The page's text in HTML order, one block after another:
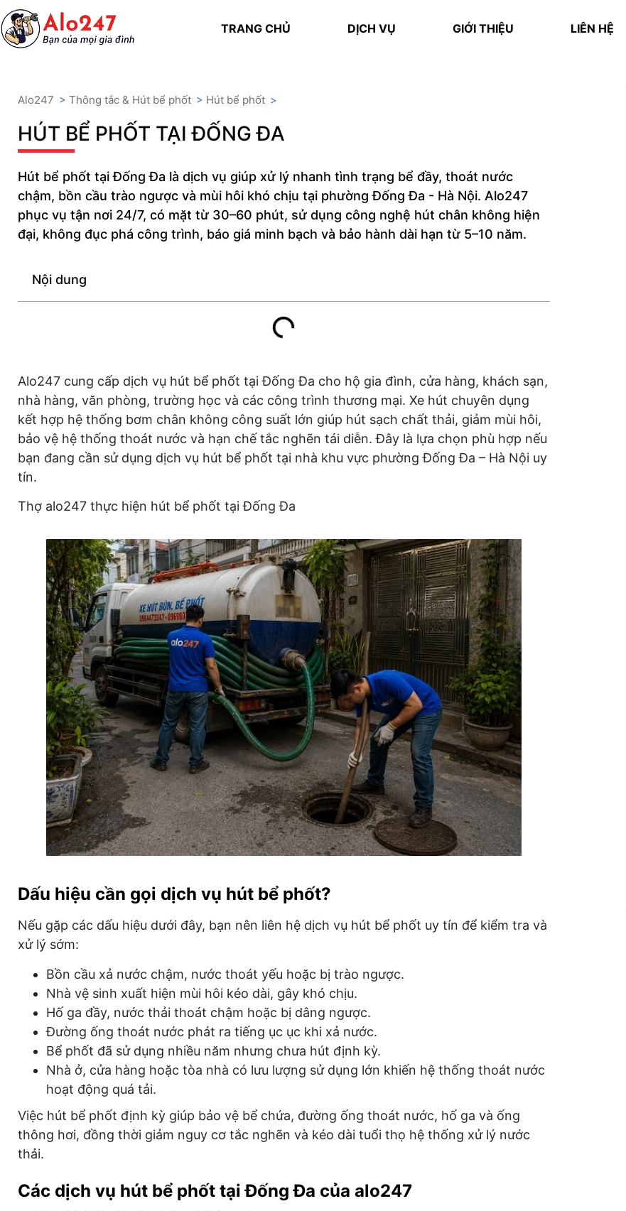
TRANG CHỦ DỊCH VỤ GIỚI THIỆU LIÊN HỆ
Alo247 > Thông tắc & Hút bể phốt > Hút bể phốt >
HÚT BỂ PHỐT TẠI ĐỐNG ĐA
Hút bể phốt tại Đống Đa là dịch vụ giúp xử lý nhanh tình trạng bể đầy, thoát nước
chậm, bồn cầu trào ngược và mùi hôi khó chịu tại phường Đống Đa - Hà Nội. Alo247
phục vụ tận nơi 24/7, có mặt từ 30–60 phút, sử dụng công nghệ hút chân không hiện
đại, không đục phá công trình, báo giá minh bạch và bảo hành dài hạn từ 5–10 năm.
Nội dung
Alo247 cung cấp dịch vụ hút bể phốt tại Đống Đa cho hộ gia đình, cửa hàng, khách sạn,
nhà hàng, văn phòng, trường học và các công trình thương mại. Xe hút chuyên dụng
kết hợp hệ thống bơm chân không công suất lớn giúp hút sạch chất thải, giảm mùi hôi,
bảo vệ hệ thống thoát nước và hạn chế tắc nghẽn tái diễn. Đây là lựa chọn phù hợp nếu
bạn đang cần sử dụng dịch vụ hút bể phốt tại nhà khu vực phường Đống Đa – Hà Nội uy
tín.
Thợ alo247 thực hiện hút bể phốt tại Đống Đa
Dấu hiệu cần gọi dịch vụ hút bể phốt?
Nếu gặp các dấu hiệu dưới đây, bạn nên liên hệ dịch vụ hút bể phốt uy tín để kiểm tra và
xử lý sớm:
Bồn cầu xả nước chậm, nước thoát yếu hoặc bị trào ngược.
Nhà vệ sinh xuất hiện mùi hôi kéo dài, gây khó chịu.
Hố ga đầy, nước thải thoát chậm hoặc bị dâng ngược.
Đường ống thoát nước phát ra tiếng ục ục khi xả nước.
Bể phốt đã sử dụng nhiều năm nhưng chưa hút định kỳ.
Nhà ở, cửa hàng hoặc tòa nhà có lưu lượng sử dụng lớn khiến hệ thống thoát nước
hoạt động quá tải.
Việc hút bể phốt định kỳ giúp bảo vệ bể chứa, đường ống thoát nước, hố ga và ống
thông hơi, đồng thời giảm nguy cơ tắc nghẽn và kéo dài tuổi thọ hệ thống xử lý nước
thải.
Các dịch vụ hút bể phốt tại Đống Đa của alo247